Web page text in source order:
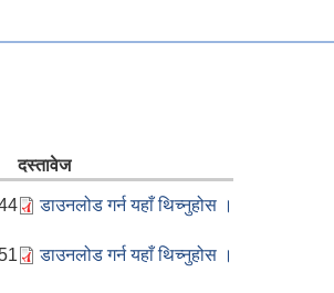
दस्तावेज
डाउनलोड गर्न यहाँ थिच्नुहोस ।
डाउनलोड गर्न यहाँ थिच्नुहोस ।